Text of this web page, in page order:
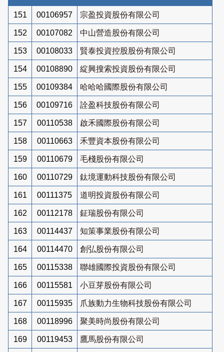
151 00106957 宗盈投資股份有限公司
152 00107082 中山營造股份有限公司
153 00108033 賢泰投資控股股份有限公司
154 00108890 綻興搜索投資股份有限公司
155 00109384 哈哈哈國際股份有限公司
156 00109716 詮盈科技股份有限公司
157 00110538 啟禾國際股份有限公司
158 00110663 禾豐資本股份有限公司
159 00110679 毛棧股份有限公司
160 00110729 鈦境運動科技股份有限公司
161 00111375 道明投資股份有限公司
162 00112178 鉦瑞股份有限公司
163 00114437 知策事業股份有限公司
164 00114470 創弘股份有限公司
165 00115338 聯雄國際投資股份有限公司
166 00115581 小豆芽股份有限公司
167 00115935 爪族動力生物科技股份有限公司
168 00118996 聚美時尚股份有限公司
169 00119453 鷹馬股份有限公司